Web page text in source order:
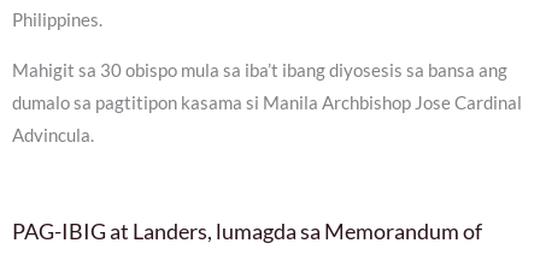
Philippines.
Mahigit sa 30 obispo mula sa iba’t ibang diyosesis sa bansa ang
dumalo sa pagtitipon kasama si Manila Archbishop Jose Cardinal
Advincula.
PAG-IBIG at Landers, lumagda sa Memorandum of